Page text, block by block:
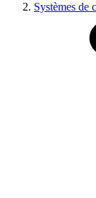
Systèmes de